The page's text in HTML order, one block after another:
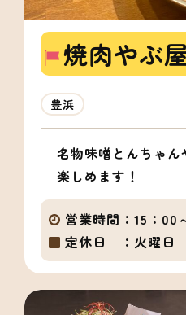
焼肉やぶ
豊浜
名物味噌とんちゃ
楽しめます！
営業時間： 15：00
定休日 ： 火曜日